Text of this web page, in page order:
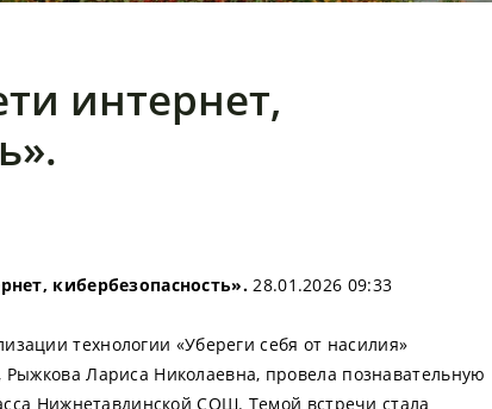
интернет,
кибербезопасность». 28.01.2026 09:33
технологии «Убереги себя от насилия»
Лариса Николаевна, провела познавательную
Нижнетавдинской СОШ. Темой встречи стала